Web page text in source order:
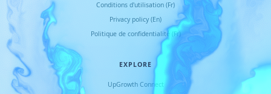
Conditions d'utilisation (Fr)
Privacy policy (En)
Politique de confidentialité (Fr)
EXPLORE
UpGrowth Connect